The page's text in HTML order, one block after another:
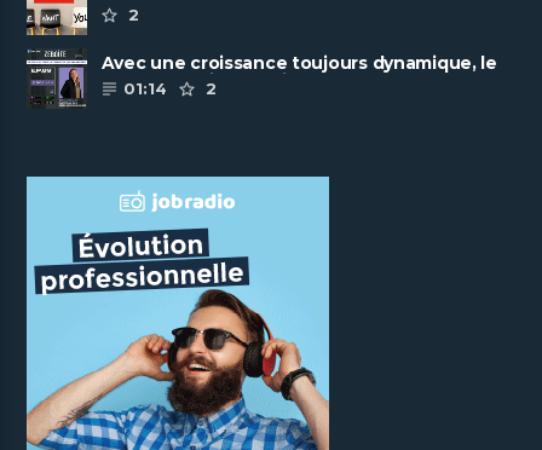
2
Avec une croissance toujours dynamique, le
groupe Scalian continue de ......
01:14 2